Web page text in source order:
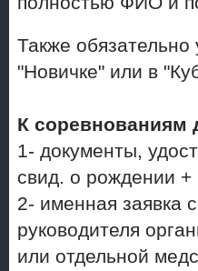
Также обязательно
"Новичке" или в
К соревнованиям
1- документы,
свид. о рождении
2- именная заявка
руководителя
или отдельной